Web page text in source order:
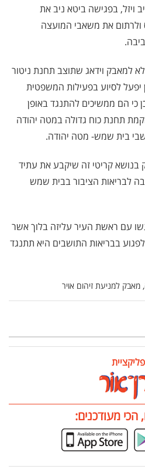
ויזל, בפגישה ביטא ניב את
ולרתום את משאבי המועצה
למאבק וידאג שתוצב תחנת ניטור
לסיוע בפעילות המשפטית
כי הם ממשיכים להתנגד באופן
תחנת כוח גדולה במטה יהודה
בית שמש- מטה יהודה.
בנושא קריטי זה שיקבע את עתיד
לבריאות הציבור בבית שמש
עם ראשת העיר עליזה בלוך אשר
בבריאות התושבים היא תתנגד
למניעת זיהום אויר
הכי מעודכנים: